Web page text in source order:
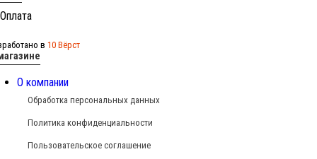
в 10 Вёрст
О компании
Обработка персональных данных
Политика конфиденциальности
Пользовательское соглашение